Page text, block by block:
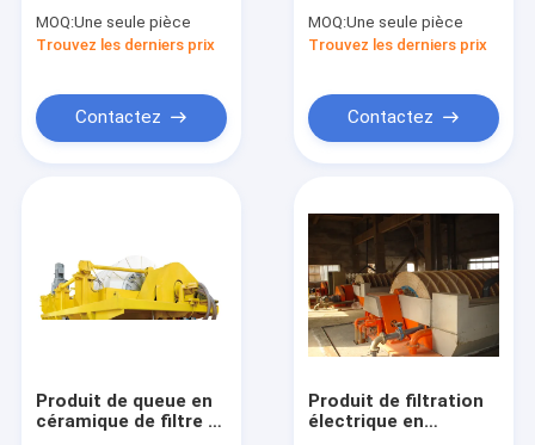
filtration asséchage
d'exploitation
MOQ:Une seule pièce
Trouvez les derniers prix
Contactez
filtration sous vide
favorable à
MOQ:Une seule pièce
Trouvez les derniers prix
Contactez
Produit de queue en
céramique de filtre à
Produit de filtration
électrique en